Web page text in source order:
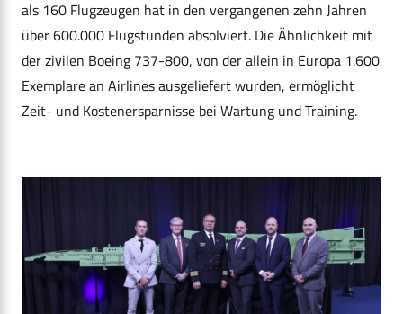
als 160 Flugzeugen hat in den vergangenen zehn Jahren
über 600.000 Flugstunden absolviert. Die Ähnlichkeit mit
der zivilen Boeing 737-800, von der allein in Europa 1.600
Exemplare an Airlines ausgeliefert wurden, ermöglicht
Zeit- und Kostenersparnisse bei Wartung und Training.